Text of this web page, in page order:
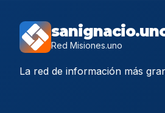
Red Misiones.uno
La red de información más